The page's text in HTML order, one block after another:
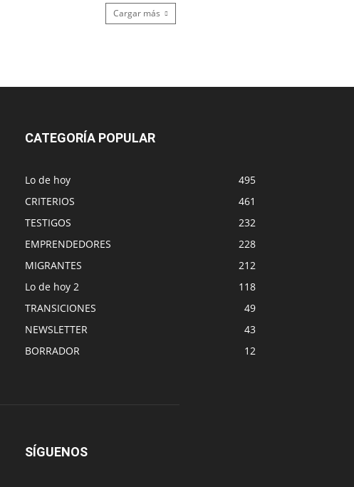
Cargar más
CATEGORÍA POPULAR
Lo de hoy
495
CRITERIOS
461
TESTIGOS
232
EMPRENDEDORES
228
MIGRANTES
212
Lo de hoy 2
118
TRANSICIONES
49
NEWSLETTER
43
BORRADOR
12
SÍGUENOS